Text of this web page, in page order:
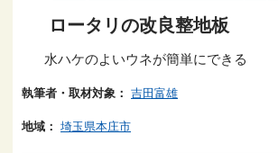
ロータリの改良整地板
水ハケのよいウネが簡単にできる
執筆者・取材対象： 吉田富雄
地域： 埼玉県本庄市